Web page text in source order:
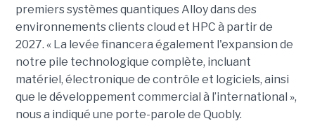
premiers systèmes quantiques Alloy dans des
environnements clients cloud et HPC à partir de
2027. « La levée financera également l'expansion de
notre pile technologique complète, incluant
matériel, électronique de contrôle et logiciels, ainsi
que le développement commercial à l’international »,
nous a indiqué une porte-parole de Quobly.